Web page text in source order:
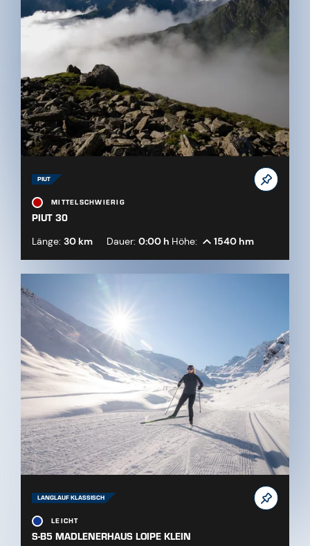
PIUT
MITTELSCHWIERIG
PIUT 30
Länge: 30 km Dauer: 0:00 h Höhe: 1540 hm
LANGLAUF KLASSISCH
LEICHT
S-B5 MADLENERHAUS LOIPE KLEIN